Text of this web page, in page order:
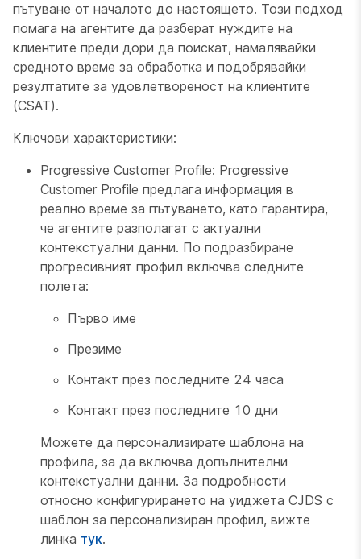
пътуване от началото до настоящето. Този подход
помага на агентите да разберат нуждите на
клиентите преди дори да поискат, намалявайки
средното време за обработка и подобрявайки
резултатите за удовлетвореност на клиентите
(CSAT).
Ключови характеристики:
Progressive Customer Profile: Progressive
Customer Profile предлага информация в
реално време за пътуването, като гарантира,
че агентите разполагат с актуални
контекстуални данни. По подразбиране
прогресивният профил включва следните
полета:
Първо име
Презиме
Контакт през последните 24 часа
Контакт през последните 10 дни
Можете да персонализирате шаблона на
профила, за да включва допълнителни
контекстуални данни. За подробности
относно конфигурирането на уиджета CJDS с
шаблон за персонализиран профил, вижте
линка тук.